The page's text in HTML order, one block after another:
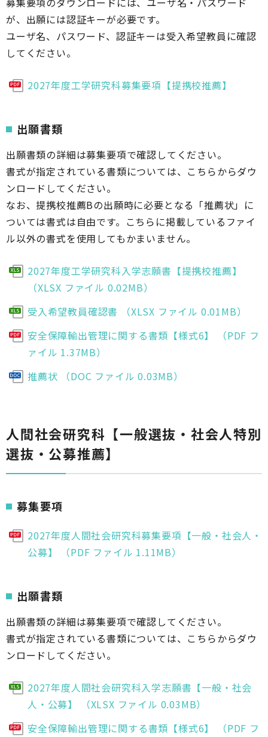
が、出願には認証キーが必要です。
ユーザ名、パスワード、認証キーは受入希望教員に確認
してください。
2027年度工学研究科募集要項【提携校推薦】
出願書類
出願書類の詳細は募集要項で確認してください。
書式が指定されている書類については、こちらからダウ
ンロードしてください。
なお、提携校推薦Bの出願時に必要となる「推薦状」に
ついては書式は自由です。こちらに掲載しているファイ
ル以外の書式を使用してもかまいません。
2027年度工学研究科入学志願書【提携校推薦】
（XLSX ファイル 0.02MB）
受入希望教員確認書 （XLSX ファイル 0.01MB）
安全保障輸出管理に関する書類【様式6】 （PDF フ
ァイル 1.37MB）
推薦状 （DOC ファイル 0.03MB）
人間社会研究科【一般選抜・社会人特別
選抜・公募推薦】
募集要項
2027年度人間社会研究科募集要項【一般・社会人・
公募】 （PDF ファイル 1.11MB）
出願書類
出願書類の詳細は募集要項で確認してください。
書式が指定されている書類については、こちらからダウ
ンロードしてください。
2027年度人間社会研究科入学志願書【一般・社会
人・公募】 （XLSX ファイル 0.03MB）
安全保障輸出管理に関する書類【様式6】 （PDF フ